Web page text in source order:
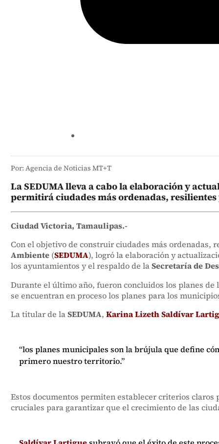
Por: Agencia de Noticias MT+T
La SEDUMA lleva a cabo la elaboración y
permitirá ciudades más ordenadas, resilientes
Ciudad Victoria, Tamaulipas.-
Con el objetivo de construir ciudades más ordenadas,
Ambiente(SEDUMA), logró la elaboración y
los ayuntamientos y el respaldo de laSecretaría de
Durante el último año, fueron concluidos los planes
se encuentran en proceso los planes para los
La titular de laSEDUMA, Karina Lizeth Saldívar
“los planes municipales son la brújula que define
primero nuestro territorio.”
Estos documentos permiten establecer criterios
cruciales para garantizar que el crecimiento de las